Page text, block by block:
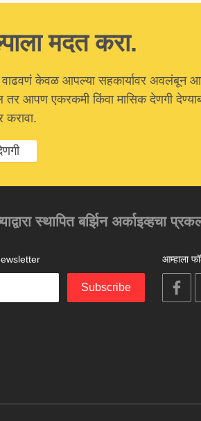
मदत करा.
वाढवणं केवळ आपल्या सहकार्यावर अवलंबून
आपण एकरकमी किंवा मासिक देणगी
करावा.
स्थापित बर्झिन अर्काइव्हचा
आम्हाला
Subscribe